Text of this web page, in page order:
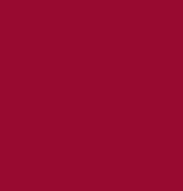
und eine